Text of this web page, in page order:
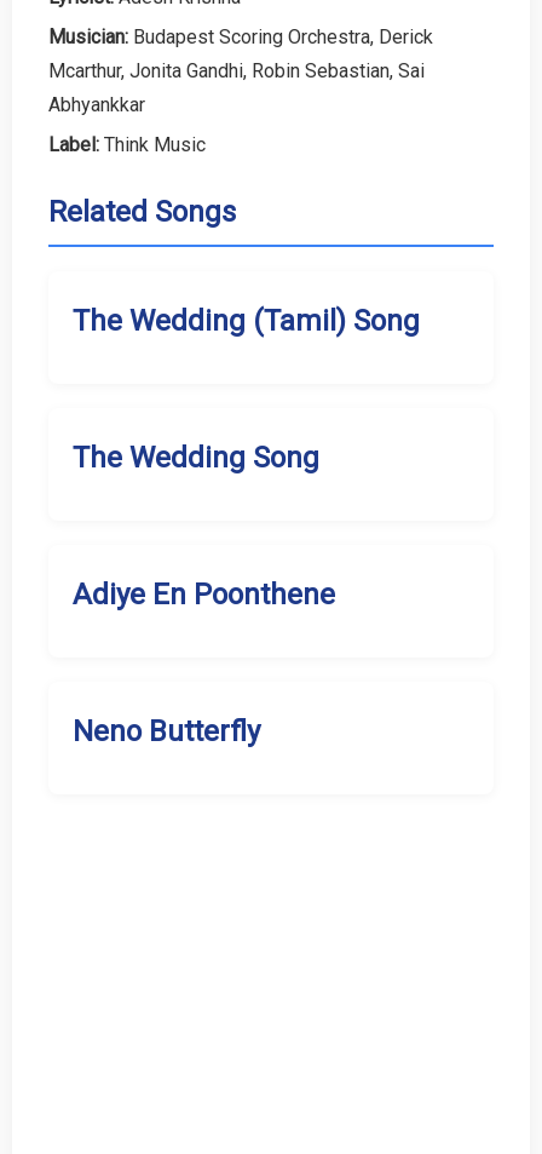
Musician: Budapest Scoring Orchestra, Derick
Mcarthur, Jonita Gandhi, Robin Sebastian, Sai
Abhyankkar
Label: Think Music
Related Songs
The Wedding (Tamil) Song
The Wedding Song
Adiye En Poonthene
Neno Butterfly